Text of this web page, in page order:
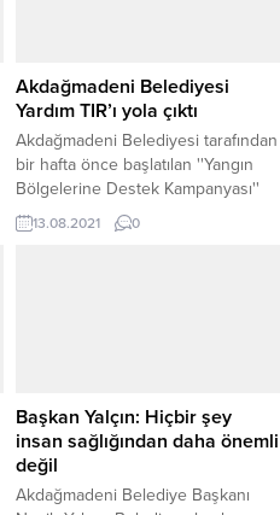
Akdağmadeni Belediyesi
Yardım TIR’ı yola çıktı
Akdağmadeni Belediyesi tarafından
bir hafta önce başlatılan ''Yangın
Bölgelerine Destek Kampanyası''
kapsamında toplanan yardım
malzemelerini götürecek olan TIR
13.08.2021 0
Başkan Yalçın: Hiçbir şey
insan sağlığından daha önemli
değil
Akdağmadeni Belediye Başkanı